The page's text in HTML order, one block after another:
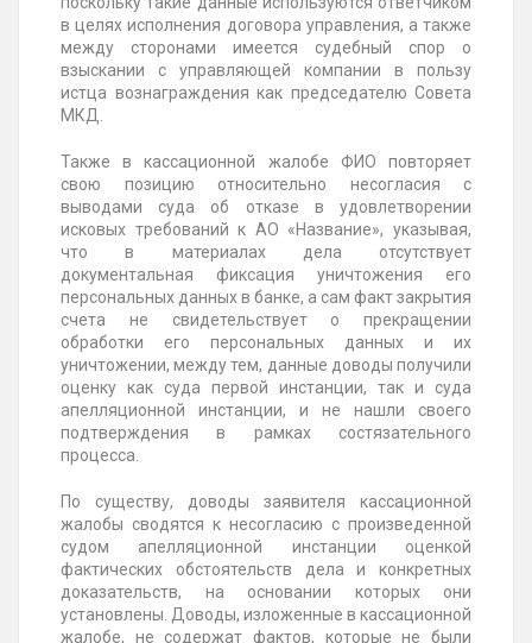
в целях исполнения договора управления, а также
между сторонами имеется судебный спор о
взыскании с управляющей компании в пользу
истца вознаграждения как председателю Совета
МКД.
Также в кассационной жалобе ФИО повторяет
свою позицию относительно несогласия с
выводами суда об отказе в удовлетворении
исковых требований к АО «Название», указывая,
что в материалах дела отсутствует
документальная фиксация уничтожения его
персональных данных в банке, а сам факт закрытия
счета не свидетельствует о прекращении
обработки его персональных данных и их
уничтожении, между тем, данные доводы получили
оценку как суда первой инстанции, так и суда
апелляционной инстанции, и не нашли своего
подтверждения в рамках состязательного
процесса.
По существу, доводы заявителя кассационной
жалобы сводятся к несогласию с произведенной
судом апелляционной инстанции оценкой
фактических обстоятельств дела и конкретных
доказательств, на основании которых они
установлены. Доводы, изложенные в кассационной
жалобе, не содержат фактов, которые не были